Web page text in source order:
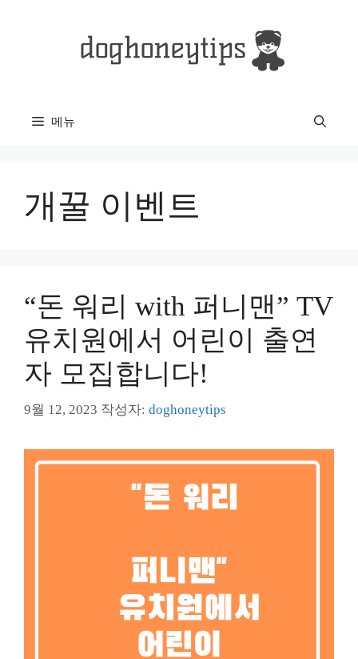
메뉴
개꿀 이벤트
“돈 워리 with 퍼니맨” TV
유치원에서 어린이 출연
자 모집합니다!
9월 12, 2023 작성자: doghoneytips